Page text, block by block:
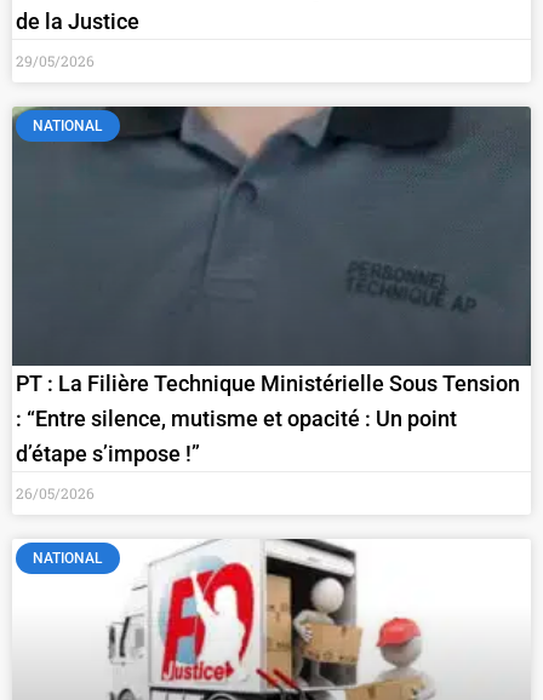
de la Justice
29/05/2026
NATIONAL
PT : La Filière Technique Ministérielle Sous Tension
: “Entre silence, mutisme et opacité : Un point
d’étape s’impose !”
26/05/2026
NATIONAL